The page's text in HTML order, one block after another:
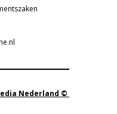
Nederland ©